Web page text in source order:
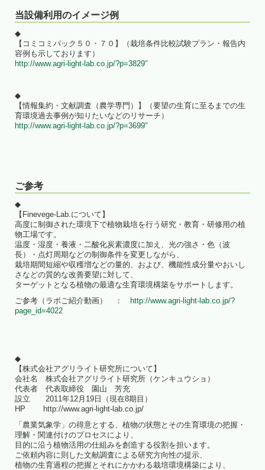
当設備利用のイメージ例
◆
【コミコミパック５０・７０】（栽培条件比較試験プラン・報告内
容例も示しております）
http://www.agri-light-lab.co.jp/?p=3829″
◆
【情報集約・文献調査（農学専門）】（要望の生育に至るまでの生
育環境過去事例が知りたいなどのリサーチ）
http://www.agri-light-lab.co.jp/?p=3699″
ご参考
◆
【Finevege-Lab.について】
高度に制御された環境下で植物栽培を行う研究・教育・研修用の植
物工場です。
温度・湿度・養液・二酸化炭素濃度に加え、光の強さ・色（波
長）・点灯周期などの制御条件を変更しながら、
栽培期間短縮や収穫増などの量的、および、機能性成分量やおいし
さなどの質的な改善要望に対して、
ターゲットとなる植物の最適な生育環境構築をサポートします。
ご参考（ラボご紹介動画） ：
http://www.agri-light-lab.co.jp/?
page_id=4022
◆
【株式会社アグリライト研究所について】
会社名 株式会社アグリライト研究所（ケンキュウショ）
代表者 代表取締役 園山 芳充
設立 2011年12月19日（現在8期目）
HP http://www.agri-light-lab.co.jp/
「農業気象学」の得意とする、植物の状態とその生育環境の把握・
理解・関連付けのプロセスにより、
目的に沿う植物活用の仕組みを創造する役割を担います。
ご依頼内容に則した文献調査による研究方向性の提示、
植物の生育過程の把握とそれにかかわる栽培環境構築により、